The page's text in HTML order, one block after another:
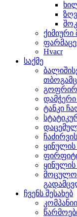
Hvacr
საქმე
ტანკი
ყინულის
ჩვენს შესახებ